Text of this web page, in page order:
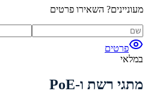
מעוניינים? השאירו פרטים
פרטים
במלאי
מתגי רשת ו-PoE